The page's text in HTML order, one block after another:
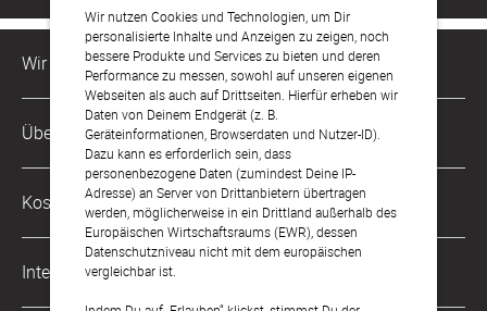
Wir nutzen Cookies und Technologien, um Dir
personalisierte Inhalte und Anzeigen zu zeigen, noch
bessere Produkte und Services zu bieten und deren
Performance zu messen, sowohl auf unseren eigenen
Webseiten als auch auf Drittseiten. Hierfür erheben wir
Daten von Deinem Endgerät (z. B.
Geräteinformationen, Browserdaten und Nutzer-ID).
Dazu kann es erforderlich sein, dass
personenbezogene Daten (zumindest Deine IP-
Adresse) an Server von Drittanbietern übertragen
werden, möglicherweise in ein Drittland außerhalb des
Europäischen Wirtschaftsraums (EWR), dessen
Datenschutzniveau nicht mit dem europäischen
vergleichbar ist.
Wir sind für Dich da
Kundenservice-Hotline
0221 956 725 10
Mo. - Fr. von 9 bis 17 Uhr
kontakt@sendmoments.de
Über Uns
Philosophie
Karriere
Impressum
AGB & Widerrufsrecht
Kostenlose Services
Musterkarten
International